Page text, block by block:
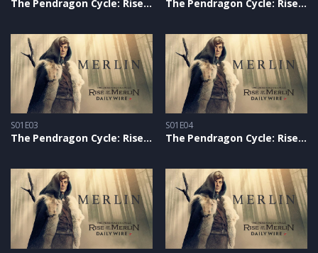
The Pendragon Cycle: Rise of the Merlin S1 – Epizoda 01 The Pendragon Cycle: Rise of the Merlin S1 – Epizoda 02
S01E03
The Pendragon Cycle: Rise of the Merlin S1 – Epizoda 03
S01E04
The Pendragon Cycle: Rise of the Merlin S1 – Epizoda 04